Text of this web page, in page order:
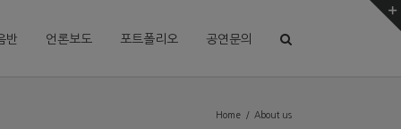
반 언론보도 포트폴리오 공연문의
Home / About us